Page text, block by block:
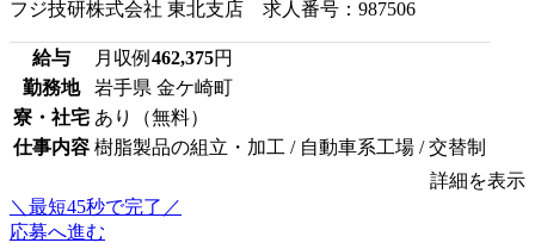
フジ技研株式会社 東北支店 求人番号：987506
給与 月収例 462,375円
勤務地
岩手県 金ケ崎町
寮・社宅 あり（無料）
仕事内容 樹脂製品の組立・加工 / 自動車系工場 / 交替制
詳細を表示
＼最短45秒で完了／
応募へ進む